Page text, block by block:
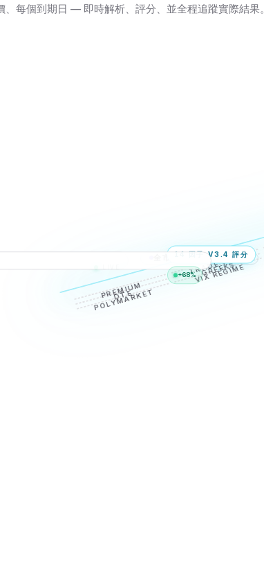
每個到期日 — 即時解析、評分、並全程追蹤實際結果。
every tick
全市場選擇權
每張合約
14 因子 V3.4 評分
PREMIUM
TRADE TYPE
DTE
GREEKS
POLYMARKET
VIX REGIME
+68%